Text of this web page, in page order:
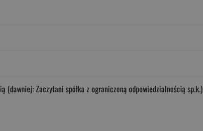
(dawniej: Zaczytani spółka z ograniczoną odpowiedzialnością sp.k.)